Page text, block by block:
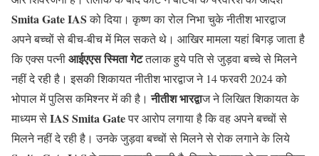
Smita GateIAS को दिया। कृष्ण का रोल निभा चुके नीतीश भारद्वाज
अपने बच्चों से बीच-बीच में मिल सकते थे। आखिर मामला यहां बिगड़ जाता है
कि एक्स पत्नीआईएएस स्मिता गेटतलाक हुये पति से जुड़वा बच्चे से मिलने
नहीं दे रही है। इसकी शिकायत नीतीश भारद्वाज ने 14 फरवरी 2024 को
भोपाल में पुलिस कमिश्नर में की है। नीतीश भारद्वाज ने लिखित शिकायत के
माध्यम सेIAS Smita Gateपर आरोप लगाया है कि वह अपने बच्चों से
मिलने नहीं दे रही है। उनके जुड़वा बच्चों से मिलने से रोक लगाने के लिये